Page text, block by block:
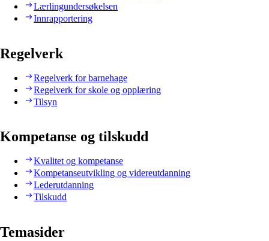
Lærlingundersøkelsen
Innrapportering
Regelverk
Regelverk for barnehage
Regelverk for skole og opplæring
Tilsyn
Kompetanse og tilskudd
Kvalitet og kompetanse
Kompetanseutvikling og videreutdanning
Lederutdanning
Tilskudd
Temasider